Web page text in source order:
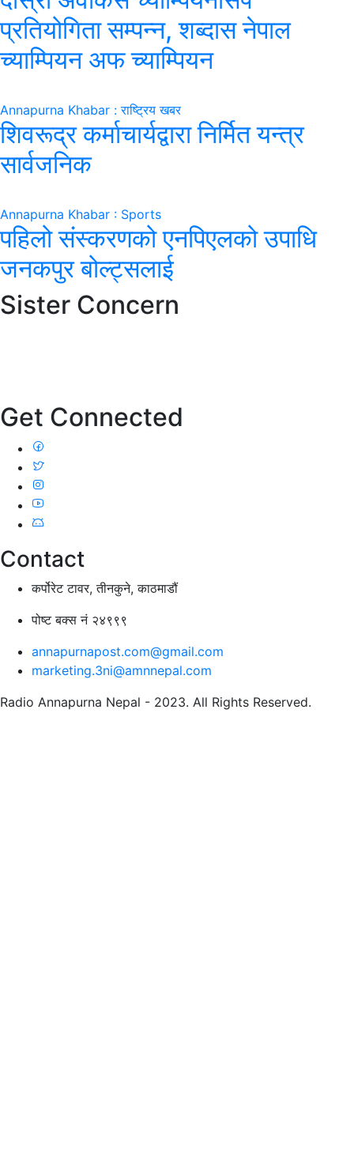
प्रतियोगिता सम्पन्न, शब्दास नेपाल
च्याम्पियन अफ च्याम्पियन
Annapurna Khabar : राष्ट्रिय खबर
शिवरूद्र कर्माचार्यद्वारा निर्मित यन्त्र
सार्वजनिक
Annapurna Khabar : Sports
पहिलो संस्करणको एनपिएलको उपाधि
जनकपुर बोल्ट्सलाई
Sister Concern
Get Connected
Contact
कर्पोरेट टावर, तीनकुने, काठमाडौं
पोष्ट बक्स नं २४९९९
annapurnapost.com@gmail.com
marketing.3ni@amnnepal.com
Radio Annapurna Nepal - 2023. All Rights Reserved.